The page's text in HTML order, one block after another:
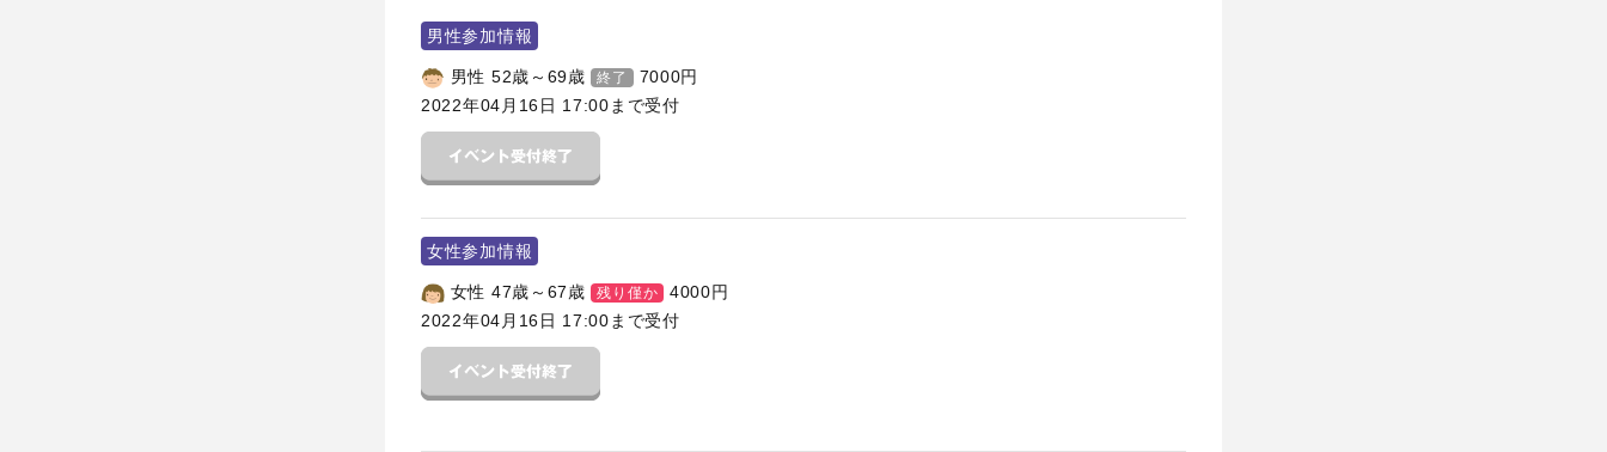
男性参加情報
男性 52歳～69歳 終了 7000円
2022年04月16日 17:00まで受付
女性参加情報
女性 47歳～67歳 残り僅か 4000円
2022年04月16日 17:00まで受付